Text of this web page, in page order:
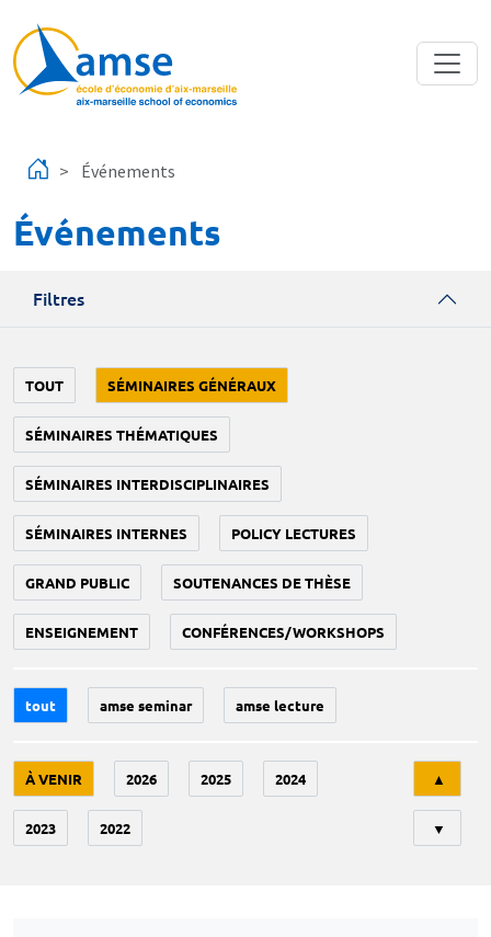
Événements
Événements
Filtres
TOUT SÉMINAIRES GÉNÉRAUX
SÉMINAIRES THÉMATIQUES
SÉMINAIRES INTERDISCIPLINAIRES
SÉMINAIRES INTERNES POLICY LECTURES
GRAND PUBLIC SOUTENANCES DE THÈSE
ENSEIGNEMENT CONFÉRENCES/WORKSHOPS
tout amse seminar amse lecture
À VENIR 2026 2025 2024
2023 2022
▲
▼